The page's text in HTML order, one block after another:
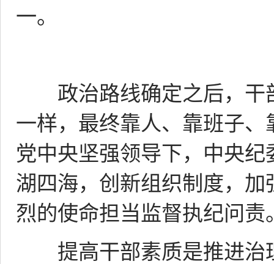
一。
政治路线确定之后，干
一样，最终靠人、靠班子
党中央坚强领导下，中央
湖四海，创新组织制度，
烈的使命担当监督执纪问责
提高干部素质是推进治